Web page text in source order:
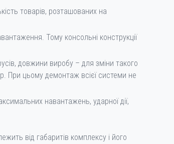
товарів, розташованих на
Тому консольні конструкції
довжини виробу – для зміни такого
При цьому демонтаж всієї системи не
навантажень, ударної дії,
від габаритів комплексу і його